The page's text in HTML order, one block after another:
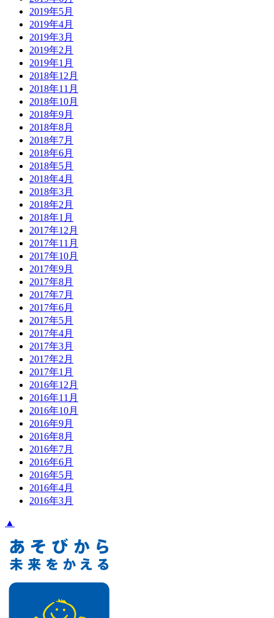
2019年5月
2019年4月
2019年3月
2019年2月
2019年1月
2018年12月
2018年11月
2018年10月
2018年9月
2018年8月
2018年7月
2018年6月
2018年5月
2018年4月
2018年3月
2018年2月
2018年1月
2017年12月
2017年11月
2017年10月
2017年9月
2017年8月
2017年7月
2017年6月
2017年5月
2017年4月
2017年3月
2017年2月
2017年1月
2016年12月
2016年11月
2016年10月
2016年9月
2016年8月
2016年7月
2016年6月
2016年5月
2016年4月
2016年3月
▲